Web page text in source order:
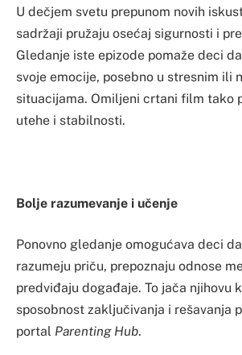
U dečjem svetu prepunom novih
sadržaji pružaju osećaj sigurnosti i
Gledanje iste epizode pomaže deci
svoje emocije, posebno u stresnim ili
situacijama. Omiljeni crtani film tako
utehe i stabilnosti.
Bolje razumevanje i učenje
Ponovno gledanje omogućava deci
razumeju priču, prepoznaju odnose
predviđaju događaje. To jača njihovu
sposobnost zaključivanja i rešavanja
portal Parenting Hub.